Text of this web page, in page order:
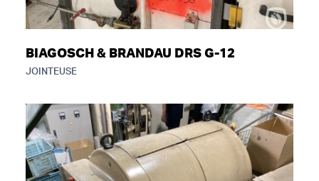
BIAGOSCH & BRANDAU DRS G-12
JOINTEUSE